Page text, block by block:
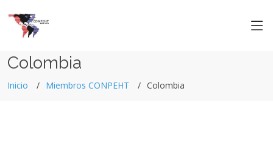
Colombia
Inicio Miembros CONPEHT Colombia